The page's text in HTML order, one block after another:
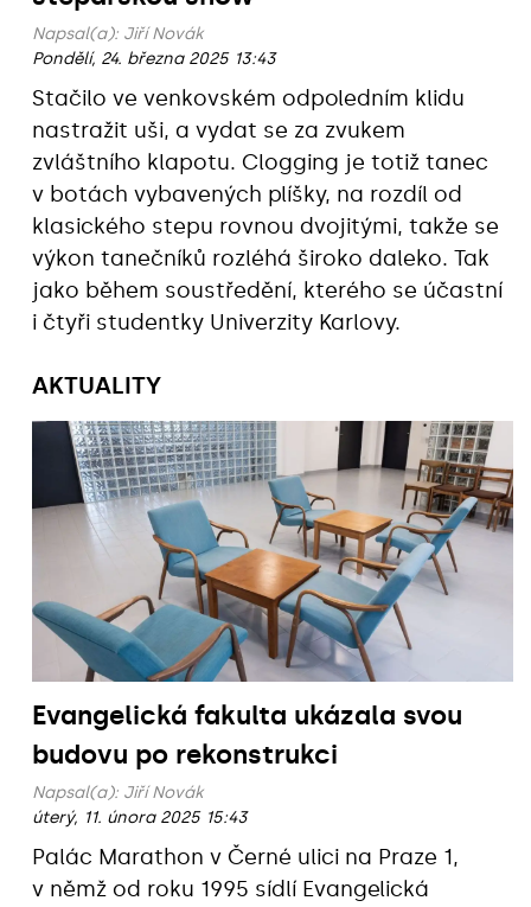
Napsal(a): Jiří Novák
Pondělí, 24. března 2025 13:43
Stačilo ve venkovském odpoledním klidu
nastražit uši, a vydat se za zvukem
zvláštního klapotu. Clogging je totiž tanec
v botách vybavených plíšky, na rozdíl od
klasického stepu rovnou dvojitými, takže se
výkon tanečníků rozléhá široko daleko. Tak
jako během soustředění, kterého se účastní
i čtyři studentky Univerzity Karlovy.
AKTUALITY
Evangelická fakulta ukázala svou
budovu po rekonstrukci
Napsal(a): Jiří Novák
úterý, 11. února 2025 15:43
Palác Marathon v Černé ulici na Praze 1,
v němž od roku 1995 sídlí Evangelická